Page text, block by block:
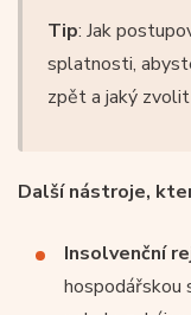
Tip: Jak
splatnosti,
zpět a jaký
Další nástroje,
Insolvenční
hospodářskou